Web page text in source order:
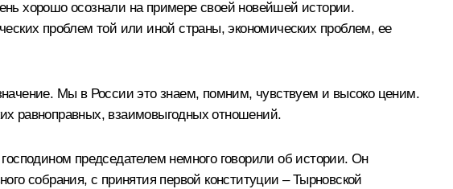
хорошо осознали на примере своей новейшей истории.
проблем той или иной страны, экономических проблем, ее
Мы в России это знаем, помним, чувствуем и высоко ценим.
равноправных, взаимовыгодных отношений.
председателем немного говорили об истории. Он
собрания, с принятия первой конституции – Тырновской